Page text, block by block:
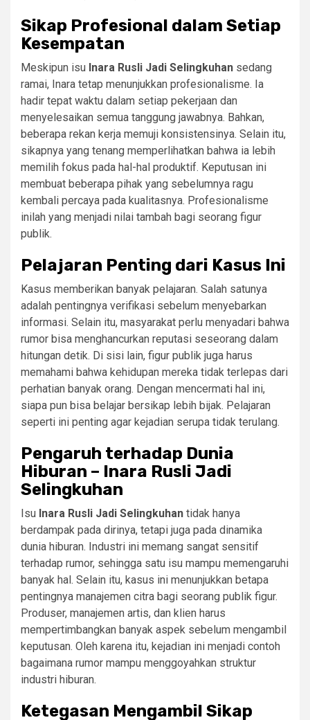
Sikap Profesional dalam Setiap
Kesempatan
Meskipun isu Inara Rusli Jadi Selingkuhan sedang
ramai, Inara tetap menunjukkan profesionalisme. Ia
hadir tepat waktu dalam setiap pekerjaan dan
menyelesaikan semua tanggung jawabnya. Bahkan,
beberapa rekan kerja memuji konsistensinya. Selain itu,
sikapnya yang tenang memperlihatkan bahwa ia lebih
memilih fokus pada hal-hal produktif. Keputusan ini
membuat beberapa pihak yang sebelumnya ragu
kembali percaya pada kualitasnya. Profesionalisme
inilah yang menjadi nilai tambah bagi seorang figur
publik.
Pelajaran Penting dari Kasus Ini
Kasus memberikan banyak pelajaran. Salah satunya
adalah pentingnya verifikasi sebelum menyebarkan
informasi. Selain itu, masyarakat perlu menyadari bahwa
rumor bisa menghancurkan reputasi seseorang dalam
hitungan detik. Di sisi lain, figur publik juga harus
memahami bahwa kehidupan mereka tidak terlepas dari
perhatian banyak orang. Dengan mencermati hal ini,
siapa pun bisa belajar bersikap lebih bijak. Pelajaran
seperti ini penting agar kejadian serupa tidak terulang.
Pengaruh terhadap Dunia
Hiburan – Inara Rusli Jadi
Selingkuhan
Isu Inara Rusli Jadi Selingkuhan tidak hanya
berdampak pada dirinya, tetapi juga pada dinamika
dunia hiburan. Industri ini memang sangat sensitif
terhadap rumor, sehingga satu isu mampu memengaruhi
banyak hal. Selain itu, kasus ini menunjukkan betapa
pentingnya manajemen citra bagi seorang publik figur.
Produser, manajemen artis, dan klien harus
mempertimbangkan banyak aspek sebelum mengambil
keputusan. Oleh karena itu, kejadian ini menjadi contoh
bagaimana rumor mampu menggoyahkan struktur
industri hiburan.
Ketegasan Mengambil Sikap